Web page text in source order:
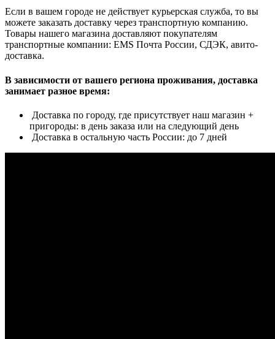
Если в вашем городе не действует курьерская служба, то вы
можете заказать доставку через транспортную компанию.
Товары нашего магазина доставляют покупателям
транспортные компании: EMS Почта России, СДЭК, авито-
доставка.
В зависимости от вашего региона проживания, доставка
занимает разное время:
Доставка по городу, где присутствует наш магазин +
пригороды: в день заказа или на следующий день
Доставка в остальную часть России: до 7 дней